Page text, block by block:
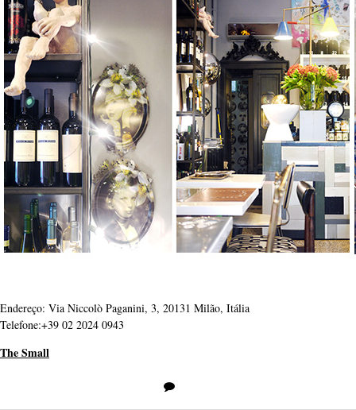
Endereço: Via Niccolò Paganini, 3, 20131 Milão, Itália
Telefone:+39 02 2024 0943
The Small